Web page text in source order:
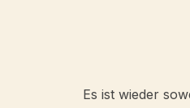
Es ist wieder